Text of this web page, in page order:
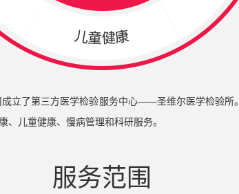
成立了第三方医学检验服务中心——圣维尔医学检验所。
儿童健康、慢病管理和科研服务。
服务范围